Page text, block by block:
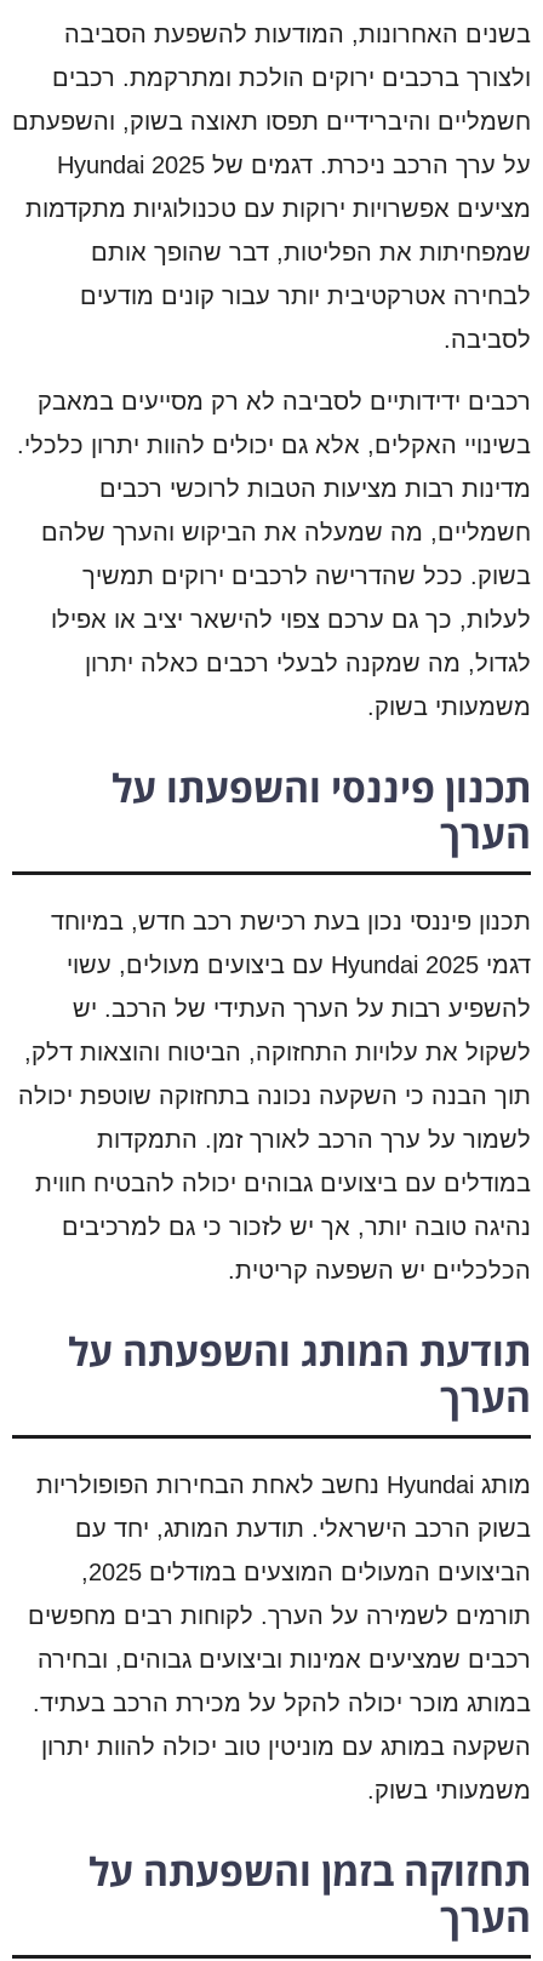
בשנים האחרונות, המודעות להשפעת הסביבה
ולצורך ברכבים ירוקים הולכת ומתרקמת. רכבים
חשמליים והיברידיים תפסו תאוצה בשוק, והשפעתם
על ערך הרכב ניכרת. דגמים של Hyundai 2025
מציעים אפשרויות ירוקות עם טכנולוגיות מתקדמות
שמפחיתות את הפליטות, דבר שהופך אותם
לבחירה אטרקטיבית יותר עבור קונים מודעים
לסביבה.
רכבים ידידותיים לסביבה לא רק מסייעים במאבק
בשינויי האקלים, אלא גם יכולים להוות יתרון כלכלי.
מדינות רבות מציעות הטבות לרוכשי רכבים
חשמליים, מה שמעלה את הביקוש והערך שלהם
בשוק. ככל שהדרישה לרכבים ירוקים תמשיך
לעלות, כך גם ערכם צפוי להישאר יציב או אפילו
לגדול, מה שמקנה לבעלי רכבים כאלה יתרון
משמעותי בשוק.
תכנון פיננסי והשפעתו על
הערך
תכנון פיננסי נכון בעת רכישת רכב חדש, במיוחד
דגמי Hyundai 2025 עם ביצועים מעולים, עשוי
להשפיע רבות על הערך העתידי של הרכב. יש
לשקול את עלויות התחזוקה, הביטוח והוצאות דלק,
תוך הבנה כי השקעה נכונה בתחזוקה שוטפת יכולה
לשמור על ערך הרכב לאורך זמן. התמקדות
במודלים עם ביצועים גבוהים יכולה להבטיח חווית
נהיגה טובה יותר, אך יש לזכור כי גם למרכיבים
הכלכליים יש השפעה קריטית.
תודעת המותג והשפעתה על
הערך
מותג Hyundai נחשב לאחת הבחירות הפופולריות
בשוק הרכב הישראלי. תודעת המותג, יחד עם
הביצועים המעולים המוצעים במודלים 2025,
תורמים לשמירה על הערך. לקוחות רבים מחפשים
רכבים שמציעים אמינות וביצועים גבוהים, ובחירה
במותג מוכר יכולה להקל על מכירת הרכב בעתיד.
השקעה במותג עם מוניטין טוב יכולה להוות יתרון
משמעותי בשוק.
תחזוקה בזמן והשפעתה על
הערך